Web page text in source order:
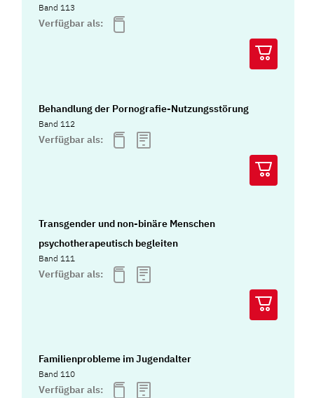
Band 113
Verfügbar als:
Behandlung der Pornografie-Nutzungsstörung
Band 112
Verfügbar als:
Transgender und non-binäre Menschen
psychotherapeutisch begleiten
Band 111
Verfügbar als:
Familienprobleme im Jugendalter
Band 110
Verfügbar als: